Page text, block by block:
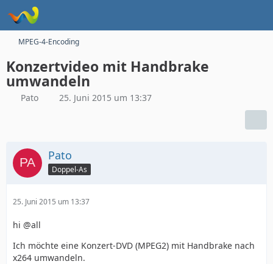
MPEG-4-Encoding
Konzertvideo mit Handbrake
umwandeln
Pato 25. Juni 2015 um 13:37
Pato
Doppel-As
25. Juni 2015 um 13:37
hi @all
Ich möchte eine Konzert-DVD (MPEG2) mit Handbrake nach
x264 umwandeln.